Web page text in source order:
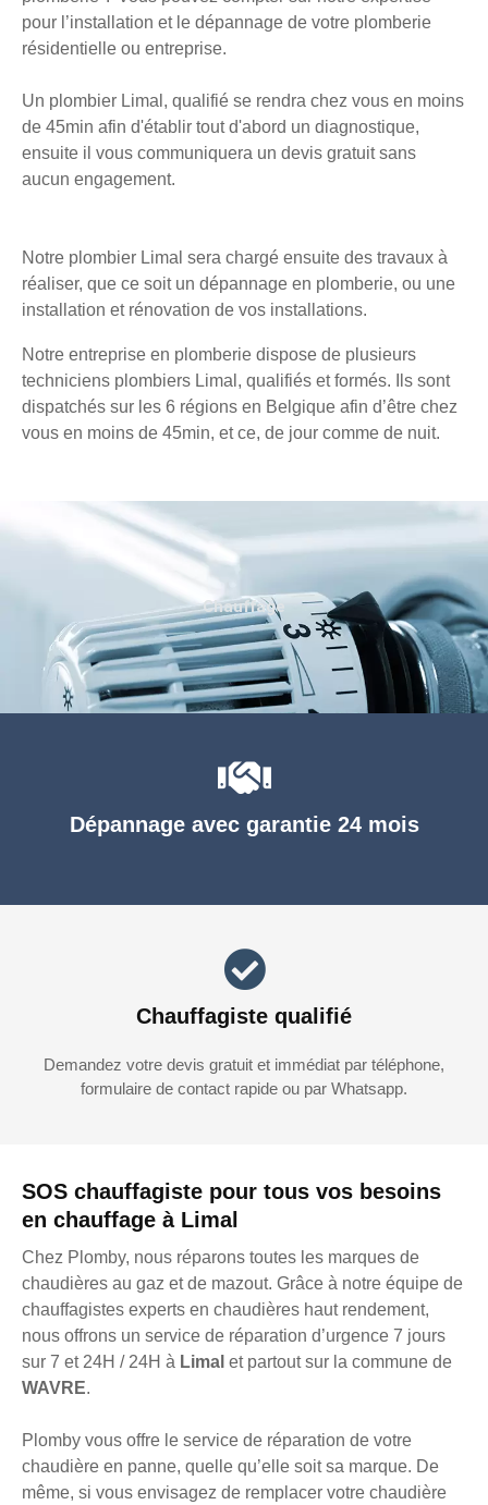
pour l’installation et le dépannage de votre plomberie
résidentielle ou entreprise.
Un plombier Limal, qualifié se rendra chez vous en moins
de 45min afin d'établir tout d'abord un diagnostique,
ensuite il vous communiquera un devis gratuit sans
aucun engagement.
Notre plombier Limal sera chargé ensuite des travaux à
réaliser, que ce soit un dépannage en plomberie, ou une
installation et rénovation de vos installations.
Notre entreprise en plomberie dispose de plusieurs
techniciens plombiers Limal, qualifiés et formés. Ils sont
dispatchés sur les 6 régions en Belgique afin d’être chez
vous en moins de 45min, et ce, de jour comme de nuit.
SOS chauffagiste pour tous vos besoins
en chauffage à Limal
Chez Plomby, nous réparons toutes les marques de
chaudières au gaz et de mazout. Grâce à notre équipe de
chauffagistes experts en chaudières haut rendement,
nous offrons un service de réparation d’urgence 7 jours
sur 7 et 24H / 24H à Limal et partout sur la commune de
WAVRE.
Plomby vous offre le service de réparation de votre
chaudière en panne, quelle qu’elle soit sa marque. De
même, si vous envisagez de remplacer votre chaudière
Dépannage avec garantie 24 mois
Chauffagiste qualifié
Demandez votre devis gratuit et immédiat par téléphone,
formulaire de contact rapide ou par Whatsapp.
Chauffage